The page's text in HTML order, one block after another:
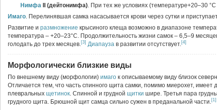
Нимфа II (дейтонимфа). При тех же условиях (температуре+20–30
Имаго. Перелинявшая самка насасывается крови через сутки и
Развитие и размножение крысиного клеща возможно в диапазоне
температура – +20–23°C. Продолжительность жизни самок – 6,5–9
голодать до трех месяцев.[3] Диапауза в развитии отсутствует.[4]
Морфологически близкие виды
По внешнему виду (морфологии) имаго к описываемому виду близок
Отличается тем, что часть спинного щита самки, помимо миерохет, имеет
плевральных щетинок. Спинной и грудной щитки шире. Третья пара
грудного щита. Брюшной щит самца сильно сужен в преданальной части.[1]